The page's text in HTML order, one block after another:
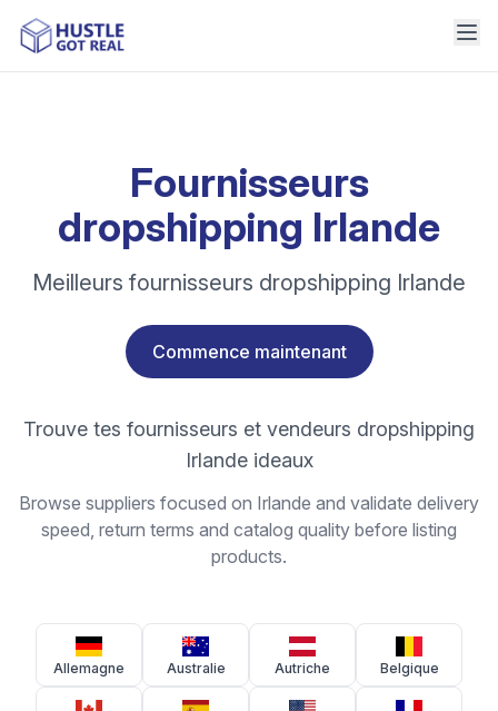
Fournisseurs
dropshipping Irlande
Meilleurs fournisseurs dropshipping Irlande
Commence maintenant
Trouve tes fournisseurs et vendeurs dropshipping
Irlande ideaux
Browse suppliers focused on Irlande and validate delivery
speed, return terms and catalog quality before listing
products.
Allemagne Australie Autriche Belgique